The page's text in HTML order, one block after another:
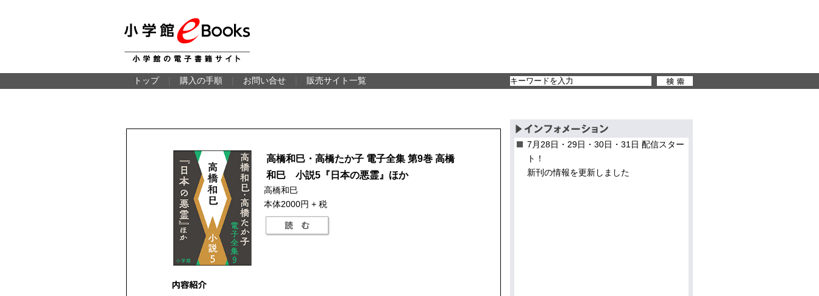
トップ 購入の手順 お問い合せ 販売サイト一覧
高橋和巳・高橋たか子 電子全集 第9巻 高橋
和巳 小説5『日本の悪霊』ほか
高橋和巳
本体2000円 + 税
7月28日・29日・30日・31日 配信スター
ト！
新刊の情報を更新しました